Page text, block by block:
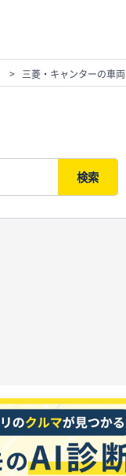
> 三菱・キャンターの車両
検索